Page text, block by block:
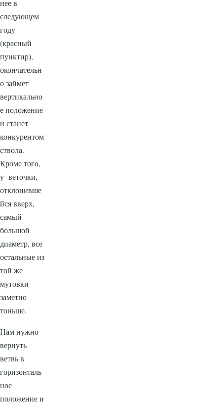
нее в
следующем
году
(красный
пунктир),
окончательн
о займет
вертикально
е положение
и станет
конкурентом
ствола.
Кроме того,
у веточки,
отклонивше
йся вверх,
самый
большой
диаметр, все
остальные из
той же
мутовки
заметно
тоньше.
Нам нужно
вернуть
ветвь в
горизонталь
ное
положение и